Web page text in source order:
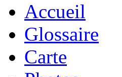
Accueil
Glossaire
Carte